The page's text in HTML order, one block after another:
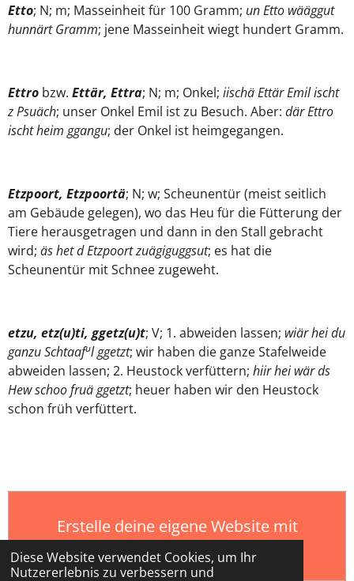
Diese Website verwendet Cookies, um Ihr
Nutzererlebnis zu verbessern und
Etto; N; m; Masseinheit für 100 Gramm; un Etto wääggut
hunnärt Gramm; jene Masseinheit wiegt hundert Gramm.
Ettro bzw. Ettär, Ettra; N; m; Onkel; iischä Ettär Emil ischt
z Psuäch; unser Onkel Emil ist zu Besuch. Aber: där Ettro
ischt heim ggangu; der Onkel ist heimgegangen.
Etzpoort, Etzpoortä; N; w; Scheunentür (meist seitlich
am Gebäude gelegen), wo das Heu für die Fütterung der
Tiere herausgetragen und dann in den Stall gebracht
wird; äs het d Etzpoort zuägiguggsut; es hat die
Scheunentür mit Schnee zugeweht.
etzu, etz(u)ti, ggetz(u)t; V; 1. abweiden lassen; wiär hei du
ganzu Schtaaful ggetzt; wir haben die ganze Stafelweide
abweiden lassen; 2. Heustock verfüttern; hiir hei wär ds
Hew schoo fruä ggetzt; heuer haben wir den Heustock
schon früh verfüttert.
Erstelle deine eigene Website mit
Webador